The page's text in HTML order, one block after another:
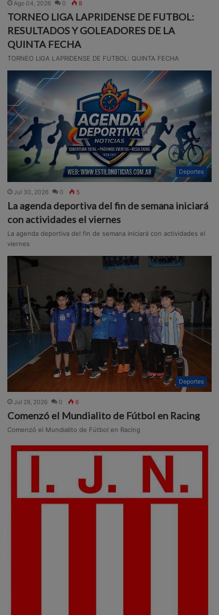
Ago 04, 2026 0 8
TORNEO LIGA LAPRIDENSE DE FUTBOL:
RESULTADOS Y GOLEADORES DE LA
QUINTA FECHA
TORNEO LIGA LAPRIDENSE DE FUTBOL: QUINTA FECHA
Deportes
Jul 30, 2026 0 5
La agenda deportiva del fin de semana iniciará
con actividades el viernes
La agenda deportiva del fin de semana iniciará con actividades el
viernes
Deportes
Jul 28, 2026 0 6
Comenzó el Mundialito de Fútbol en Racing
Comenzó el Mundialito de Fútbol en Racing